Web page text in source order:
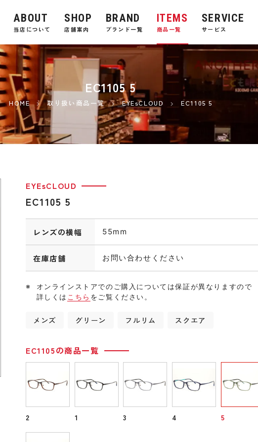
ABOUT
当店について
SHOP
店舗案内
BRAND
ブランド一覧
ITEMS
商品一覧
SERVICE
サービス
EC1105 5
HOME 取り扱い商品一覧 EYEsCLOUD EC1105 5
EYEsCLOUD
EC1105 5
レンズの横幅 55mm
在庫店舗 お問い合わせください
オンラインストアでのご購入については保証が異なりますので
詳しくは こちら をご覧ください。
メンズ グリーン フルリム スクエア
EC1105の商品一覧
2 1 3 4 5